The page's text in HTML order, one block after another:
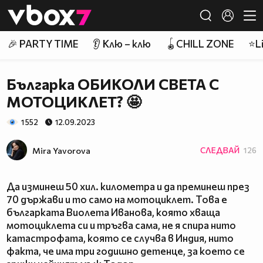
👾
🎉 PARTY TIME 👂 Клю – клю 🪀CHILL ZONE
Българка ОБИКОЛИ СВЕТА С
МОТОЦИКЛЕТ? 🤩
1 552 12.09.2023
Mira Yavorova СЛЕДВАЙ 126
Да изминеш 50 хил. километра и да преминеш през
70 държави и то само на мотоциклет. Това е
българката Виолета Иванова, която хваща
мотоциклета си и тръгва сама, не я спира нито
катастрофата, която се случва в Индия, нито
факта, че има три годишно детенце, за което се